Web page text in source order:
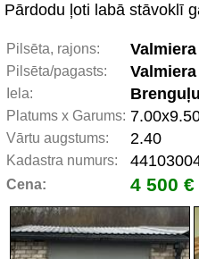
Pārdodu ļoti labā stāvoklī
Pilsēta, rajons:
Pilsēta/pagasts: Valmiera
Iela:
Platums x Garums:
Vārtu augstums: 2.40
Kadastra numurs:
Cena: 4 500 €